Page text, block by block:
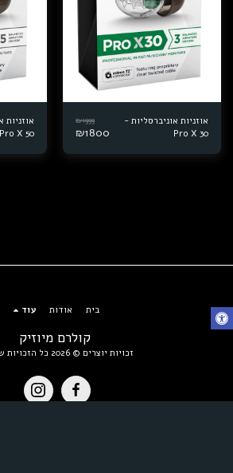
אוזניות אוניברסליות -
Pro X 30
₪1999
₪1800
אוזניות
Pro X 50
קולרם מיוזיק
זכויות יוצרים © 2026 כל הזכויות שמורות
בית אודות עוד